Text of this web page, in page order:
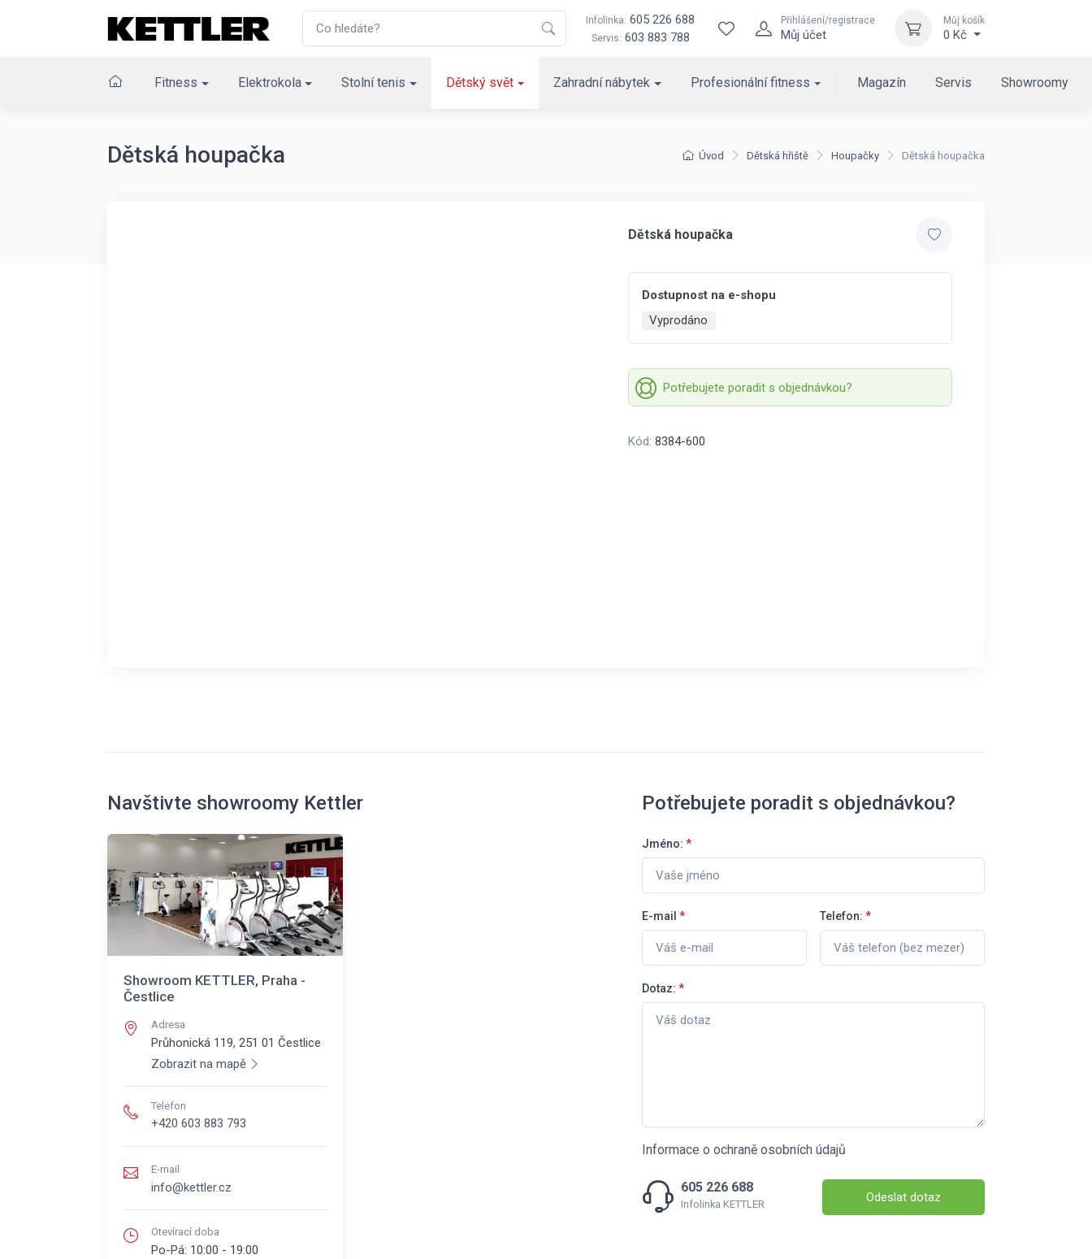
Infolinka: 605 226 688
Servis: 603 883 788
Přihlášení/registrace
Můj účet
Můj košík
0 Kč
Fitness Elektrokola Stolní tenis Dětský svět Zahradní nábytek Profesionální fitness Magazín Servis Showroomy
Úvod Dětská hřiště Houpačky Dětská houpačka
Dětská houpačka
Dětská houpačka
Dostupnost na e-shopu
Vyprodáno
Potřebujete poradit s objednávkou?
Kód: 8384-600
Navštivte showroomy Kettler
Showroom KETTLER, Praha -
Čestlice
Adresa
Průhonická 119, 251 01 Čestlice
Zobrazit na mapě
Telefon
+420 603 883 793
E-mail
info@kettler.cz
Otevírací doba
Po-Pá: 10:00 - 19:00
Potřebujete poradit s objednávkou?
Jméno: *
E-mail * Telefon: *
Dotaz: *
Informace o ochraně osobních údajů
605 226 688
Infolinka KETTLER Odeslat dotaz